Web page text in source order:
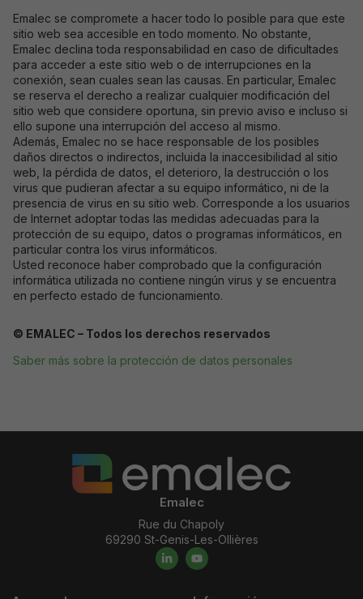
Emalec se compromete a hacer todo lo posible para que este
sitio web sea accesible en todo momento. No obstante,
Emalec declina toda responsabilidad en caso de dificultades
para acceder a este sitio web o de interrupciones en la
conexión, sean cuales sean las causas. En particular, Emalec
se reserva el derecho a realizar cualquier modificación del
sitio web que considere oportuna, sin previo aviso e incluso si
ello supone una interrupción del acceso al mismo.
Además, Emalec no se hace responsable de los posibles
daños directos o indirectos, incluida la inaccesibilidad al sitio
web, la pérdida de datos, el deterioro, la destrucción o los
virus que pudieran afectar a su equipo informático, ni de la
presencia de virus en su sitio web. Corresponde a los usuarios
de Internet adoptar todas las medidas adecuadas para la
protección de su equipo, datos o programas informáticos, en
particular contra los virus informáticos.
Usted reconoce haber comprobado que la configuración
informática utilizada no contiene ningún virus y se encuentra
en perfecto estado de funcionamiento.
© EMALEC – Todos los derechos reservados
Saber más sobre la protección de datos personales
Emalec
Rue du Chapoly
69290 St-Genis-Les-Ollières
lors de votre
visite du site,
vous
augmentez vos
chances de
visualiser du
contenu et des
offres
personnalisées.